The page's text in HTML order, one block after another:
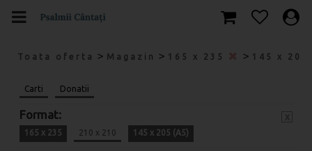
Toata oferta > Magazin > 165 x 235 > 145 x
Carti Donatii
Format:
165 x 235 210 x 210 145 x 205 (A5)